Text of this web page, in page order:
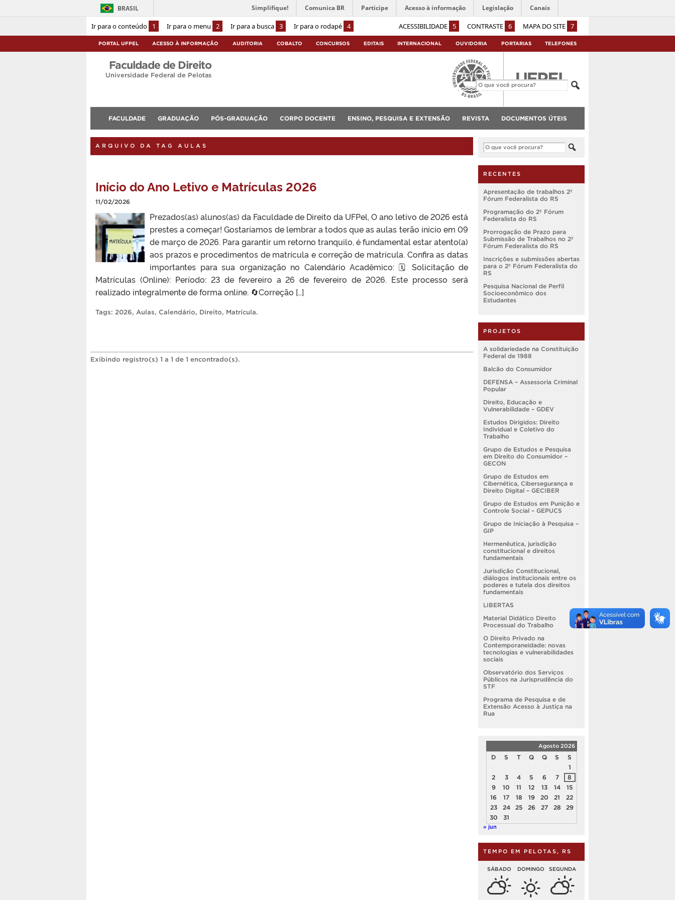
Ir para o conteúdo 1 Ir para o menu 2 Ir para a busca 3 Ir para o rodapé 4 ACESSIBILIDADE 5 CONTRASTE 6 MAPA DO SITE 7
BRASIL Simplifique! Comunica BR Participe Acesso à informação Legislação Canais
PORTAL UFPEL ACESSO À INFORMAÇÃO AUDITORIA COBALTO CONCURSOS EDITAIS INTERNACIONAL OUVIDORIA PORTARIAS TELEFONES
Faculdade de Direito
Universidade Federal de Pelotas
FACULDADE GRADUAÇÃO PÓS-GRADUAÇÃO CORPO DOCENTE ENSINO, PESQUISA E EXTENSÃO REVISTA DOCUMENTOS ÚTEIS
ARQUIVO DA TAG AULAS
Início do Ano Letivo e Matrículas 2026
11/02/2026
Prezados(as) alunos(as) da Faculdade de Direito da UFPel, O ano letivo de 2026 está
prestes a começar! Gostaríamos de lembrar a todos que as aulas terão início em 09
de março de 2026. Para garantir um retorno tranquilo, é fundamental estar atento(a)
aos prazos e procedimentos de matrícula e correção de matrícula. Confira as datas
importantes para sua organização no Calendário Acadêmico: 🗓️ Solicitação de
Matrículas (Online): Período: 23 de fevereiro a 26 de fevereiro de 2026. Este processo será
realizado integralmente de forma online. 🔄️Correção […]
Tags: 2026, Aulas, Calendário, Direito, Matrícula.
Exibindo registro(s) 1 a 1 de 1 encontrado(s).
RECENTES
Apresentação de trabalhos 2º
Fórum Federalista do RS
Programação do 2º Fórum
Federalista do RS
Prorrogação de Prazo para
Submissão de Trabalhos no 2º
Fórum Federalista do RS
Inscrições e submissões abertas
para o 2º Fórum Federalista do
RS
Pesquisa Nacional de Perfil
Socioeconômico dos
Estudantes
PROJETOS
A solidariedade na Constituição
Federal de 1988
Balcão do Consumidor
DEFENSA – Assessoria Criminal
Popular
Direito, Educação e
Vulnerabilidade – GDEV
Estudos Dirigidos: Direito
Individual e Coletivo do
Trabalho
Grupo de Estudos e Pesquisa
em Direito do Consumidor –
GECON
Grupo de Estudos em
Cibernética, Cibersegurança e
Direito Digital – GECIBER
Grupo de Estudos em Punição e
Controle Social – GEPUCS
Grupo de Iniciação à Pesquisa –
GIP
Hermenêutica, jurisdição
constitucional e direitos
fundamentais
Jurisdição Constitucional,
diálogos institucionais entre os
poderes e tutela dos direitos
fundamentais
LIBERTAS
Material Didático Direito
Processual do Trabalho
O Direito Privado na
Contemporaneidade: novas
tecnologias e vulnerabilidades
sociais
Observatório dos Serviços
Públicos na Jurisprudência do
STF
Programa de Pesquisa e de
Extensão Acesso à Justiça na
Rua
Agosto 2026
D S T Q Q S
S
1
2
3 4 5 6 7
8
9
10 11 12 13 14
15
16
17 18 19 20 21
22
23
24 25 26 27 28
29
30
31
« jun
TEMPO EM PELOTAS, RS
SÁBADO DOMINGO SEGUNDA